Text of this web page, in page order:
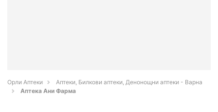
Орли Аптеки
Аптеки, Билкови аптеки, Денонощни аптеки - Варна
Аптека Ани Фарма